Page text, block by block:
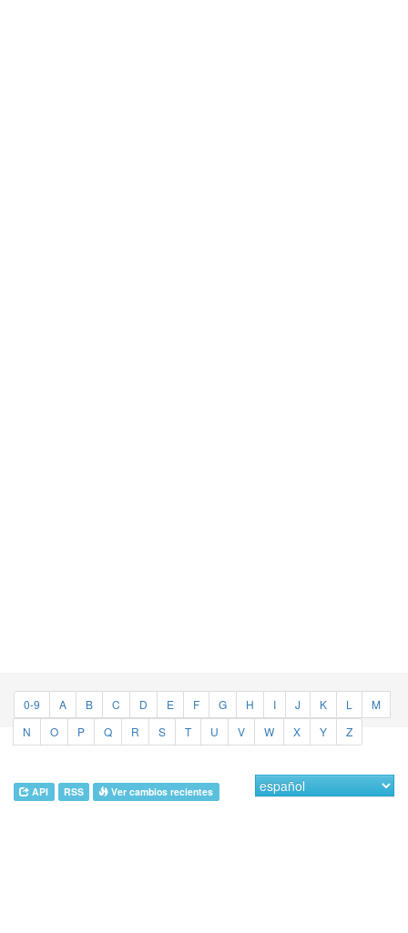
0-9 A B C D E F G H I J K L
M
N
O P Q R S T U V W X Y Z
API RSS Ver cambios recientes